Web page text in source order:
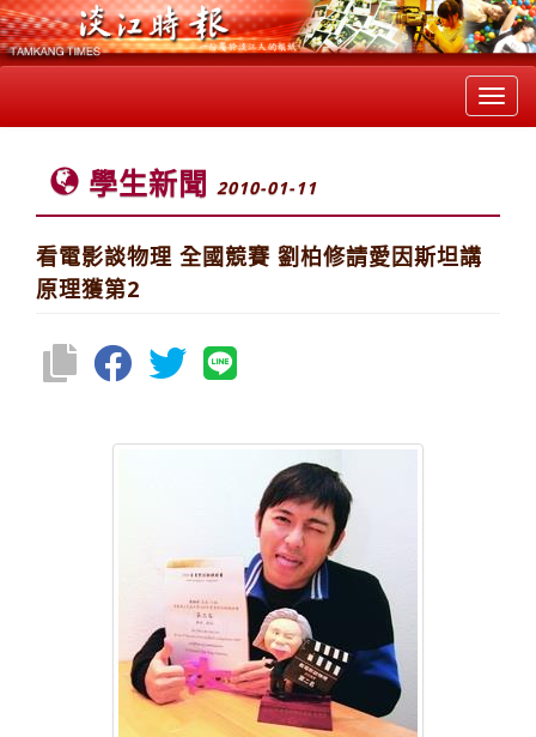
學生新聞 2010-01-11
看電影談物理 全國競賽 劉柏修請愛因斯坦講
原理獲第2